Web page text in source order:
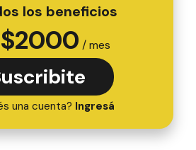
los beneficios
$2000 / mes
una cuenta? Ingresá